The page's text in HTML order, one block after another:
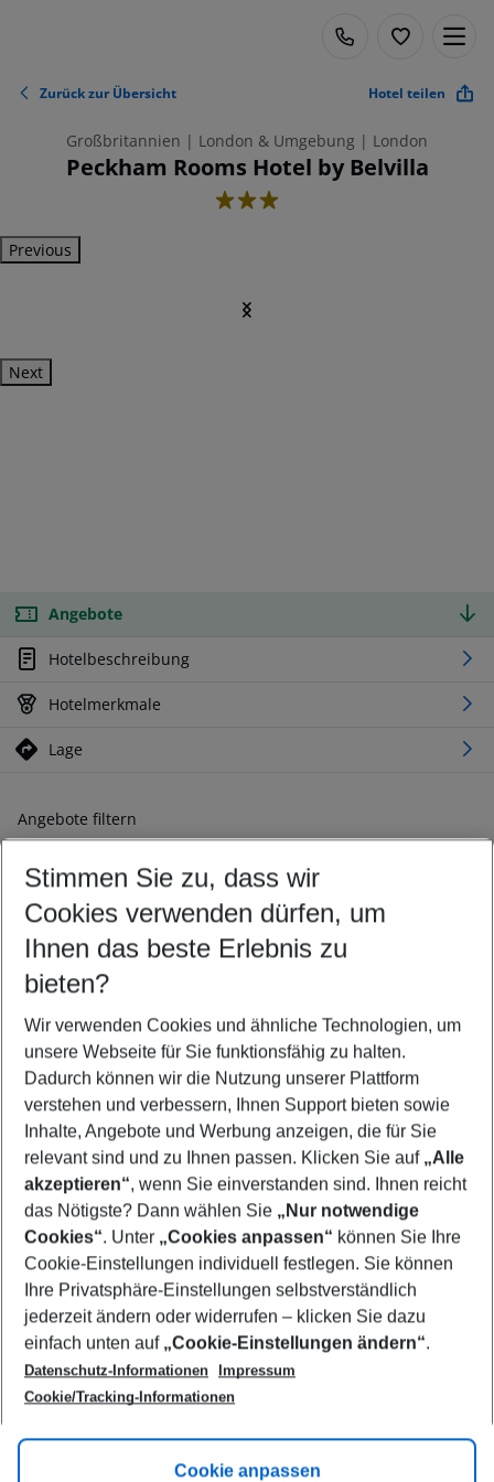
Zurück zur Übersicht Hotel teilen
Großbritannien | London & Umgebung | London
Peckham Rooms Hotel by Belvilla
3
Previous
Next
Angebote
Hotelbeschreibung
Hotelmerkmale
Lage
Angebote filtern
Ändern Sie Ihre Kriterien nach Ihren Wünschen
Abflughafen wählen
Beliebiger Abflughafen
Reisezeitraum wählen
09.08.26– 07.08.27 5-8 Nächte
2 Erwachsene Keine Kinder
Mehr Filter anzeigen
Footer
Footer navigation
Über uns
AGB
Cookie-Einstellungen ändern
Cookie-Richtlinie
Datenschutz
Service & Hilfe
Barrierefreies Reisen
Check-in
Flugbeschränkungen
Folgen Sie uns
Stimmen Sie zu, dass wir
Cookies verwenden dürfen, um
Ihnen das beste Erlebnis zu
bieten?
Wir verwenden Cookies und ähnliche Technologien, um
unsere Webseite für Sie funktionsfähig zu halten.
Dadurch können wir die Nutzung unserer Plattform
verstehen und verbessern, Ihnen Support bieten sowie
Inhalte, Angebote und Werbung anzeigen, die für Sie
relevant sind und zu Ihnen passen. Klicken Sie auf „Alle
akzeptieren“, wenn Sie einverstanden sind. Ihnen reicht
das Nötigste? Dann wählen Sie „Nur notwendige
Cookies“. Unter „Cookies anpassen“ können Sie Ihre
Cookie-Einstellungen individuell festlegen. Sie können
Ihre Privatsphäre-Einstellungen selbstverständlich
jederzeit ändern oder widerrufen – klicken Sie dazu
einfach unten auf „Cookie-Einstellungen ändern“.
Datenschutz-Informationen
Impressum
Cookie/Tracking-Informationen
Cookie anpassen